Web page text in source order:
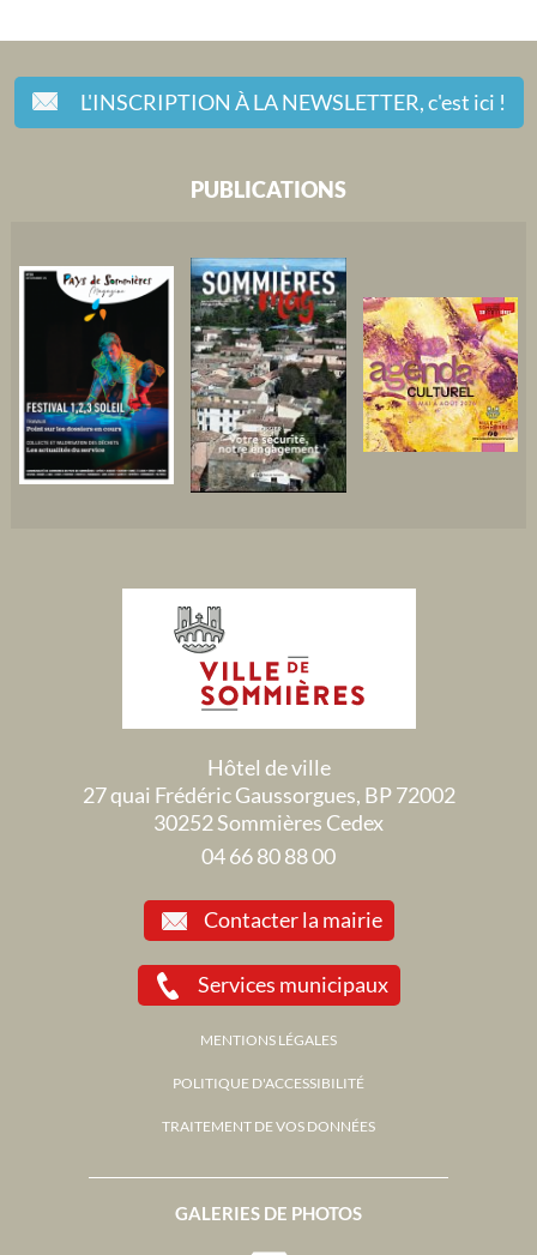
L'INSCRIPTION À LA NEWSLETTER,c'est ici !
GALERIES DE PHOTOS
PUBLICATIONS
Hôtel de ville
27 quai Frédéric Gaussorgues, BP 72002
30252 Sommières Cedex
04 66 80 88 00
Contacter la mairie
Services municipaux
MENTIONS LÉGALES
POLITIQUE D'ACCESSIBILITÉ
TRAITEMENT DE VOS DONNÉES